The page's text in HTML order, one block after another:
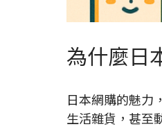
為什麼日
日本網購的魅力
生活雜貨，甚至